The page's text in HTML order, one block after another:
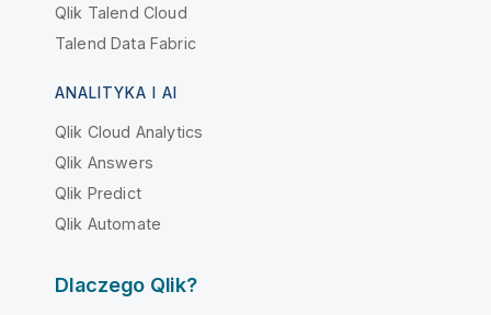
Qlik Talend Cloud
Talend Data Fabric
ANALITYKA I AI
Qlik Cloud Analytics
Qlik Answers
Qlik Predict
Qlik Automate
Dlaczego Qlik?